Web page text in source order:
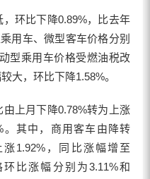
环比下降0.89%，比去年
用车、微型客车价格分别
型乘用车价格受燃油税改
大，环比下降1.58%。
上月下降0.78%转为上涨
。其中，商用客车由降转
1.92%，同比涨幅增至
比涨幅分别为3.11%和